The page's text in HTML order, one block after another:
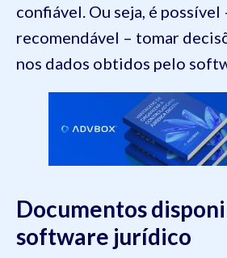
confiável. Ou seja, é
recomendável – tomar
nos dados obtidos pelo
Documentos
software jurídico